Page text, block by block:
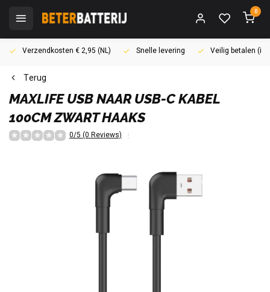
0
Verzendkosten € 2,95 (NL) Snelle levering Veilig betalen
Terug
MAXLIFE USB NAAR USB-C KABEL
100CM ZWART HAAKS
0/5 (0 Reviews)